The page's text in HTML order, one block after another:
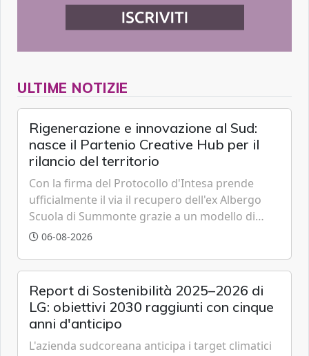
ULTIME NOTIZIE
Rigenerazione e innovazione al Sud:
nasce il Partenio Creative Hub per il
rilancio del territorio
Con la firma del Protocollo d'Intesa prende
ufficialmente il via il recupero dell'ex Albergo
Scuola di Summonte grazie a un modello di
partenariato pubblico-privato e a una rete di
06-08-2026
Report di Sostenibilità 2025–2026 di
LG: obiettivi 2030 raggiunti con cinque
anni d'anticipo
L'azienda sudcoreana anticipa i target climatici